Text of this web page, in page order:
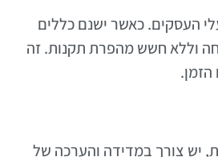
העסקים. כאשר ישנם כללים
וללא חשש מהפרת תקנות. זה
יש צורך במדידה והערכה של